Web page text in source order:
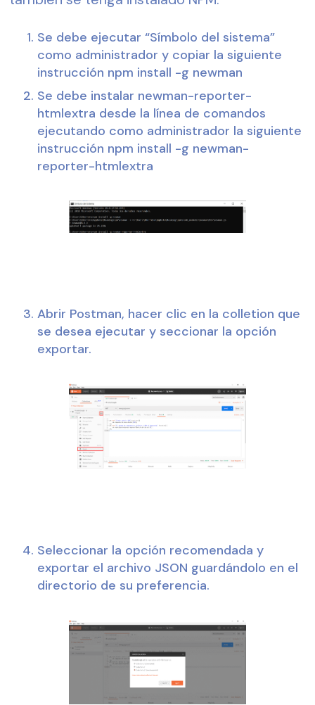
Se debe ejecutar “Símbolo del sistema”
como administrador y copiar la siguiente
instrucción npm install -g newman
Se debe instalar newman-reporter-
htmlextra desde la línea de comandos
ejecutando como administrador la siguiente
instrucción npm install -g newman-
reporter-htmlextra
Abrir Postman, hacer clic en la colletion que
se desea ejecutar y seccionar la opción
exportar.
Seleccionar la opción recomendada y
exportar el archivo JSON guardándolo en el
directorio de su preferencia.